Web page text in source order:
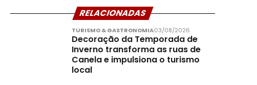
RELACIONADAS
TURISMO & GASTRONOMIA03/08/2026
Decoração da Temporada de
Inverno transforma as ruas de
Canela e impulsiona o turismo
local